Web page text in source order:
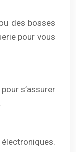
des bosses
pour vous
s’assurer